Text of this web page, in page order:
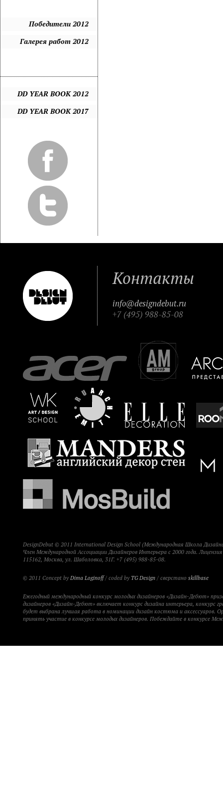
Победители 2012
Галерея работ 2012
DD YEAR BOOK 2012
DD YEAR BOOK 2017
Контакты
info@designdebut.ru
+7 (495) 988-85-08
DesignDebut © 2011 International Design School (Международная Школа
Член Международной Ассоциации Дизайнеров Интерьера с 2000 года.
115162, Москва, ул. Шаболовка, 31Г. +7 (495) 988-85-08.
© 2011 Concept by Dima Loginoff/ coded by TG Design / сверстано skillbase
Ежегодный международный конкурс молодых дизайнеров «Дизайн-Дебют»
дизайнеров «Дизайн-Дебют» включает конкурс дизайна интерьера, конкурс
будет выбрана лучшая работа в номинации дизайн костюма и
принять участие в конкурсе молодых дизайнеров. Побеждайте в конкурсе